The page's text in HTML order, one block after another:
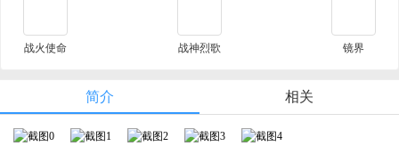
战火使命 战神烈歌 镜界
简介 相关